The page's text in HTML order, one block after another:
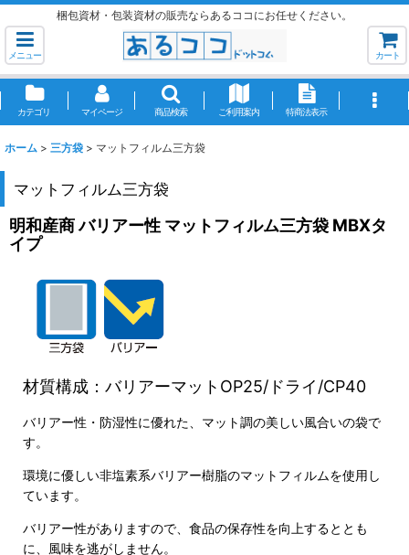
梱包資材・包装資材の販売ならあるココにお任せください。
メニュー カート
カテゴリ マイページ 商品検索 ご利用案内 特商法表示
ホーム > 三方袋 > マットフィルム三方袋
マットフィルム三方袋
明和産商 バリアー性 マットフィルム三方袋 MBXタ
イプ
材質構成：バリアーマットOP25/ドライ/CP40
バリアー性・防湿性に優れた、マット調の美しい風合いの袋で
す。
環境に優しい非塩素系バリアー樹脂のマットフィルムを使用し
ています。
バリアー性がありますので、食品の保存性を向上するととも
に、風味を逃がしません。